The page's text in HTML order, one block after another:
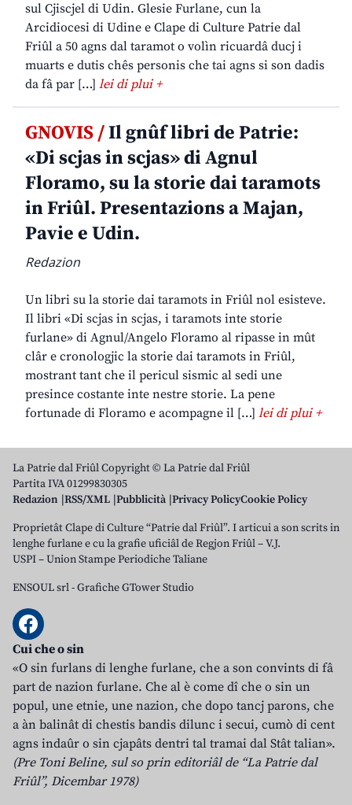
sul Cjiscjel di Udin. Glesie Furlane, cun la
Arcidiocesi di Udine e Clape di Culture Patrie dal
Friûl a 50 agns dal taramot o volìn ricuardâ ducj i
muarts e dutis chês personis che tai agns si son dadis
da fâ par […] lei di plui +
GNOVIS /Il gnûf libri de Patrie:
«Di scjas in scjas» di Agnul
Floramo, su la storie dai taramots
in Friûl. Presentazions a Majan,
Pavie e Udin.
Redazion
Un libri su la storie dai taramots in Friûl nol esisteve.
Il libri «Di scjas in scjas, i taramots inte storie
furlane» di Agnul/Angelo Floramo al ripasse in mût
clâr e cronologjic la storie dai taramots in Friûl,
mostrant tant che il pericul sismic al sedi une
presince costante inte nestre storie. La pene
fortunade di Floramo e acompagne il […] lei di plui +
La Patrie dal Friûl Copyright © La Patrie dal Friûl
Partita IVA 01299830305
Redazion RSS/XML Pubblicità Privacy PolicyCookie Policy
Proprietât Clape di Culture “Patrie dal Friûl”. I articui a son scrits in
lenghe furlane e cu la grafie uficiâl de Regjon Friûl – V.J.
USPI – Union Stampe Periodiche Taliane
ENSOUL srl-Grafiche GTower Studio
Cui che o sin
«O sin furlans di lenghe furlane, che a son convints di fâ
part de nazion furlane. Che al è come dî che o sin un
popul, une etnie, une nazion, che dopo tancj parons, che
a àn balinât di chestis bandis dilunc i secui, cumò di cent
agns indaûr o sin cjapâts dentri tal tramai dal Stât talian».
(Pre Toni Beline, sul so prin editoriâl de “La Patrie dal
Friûl”, Dicembar 1978)